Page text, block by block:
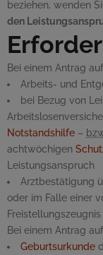
beziehen, wenden
den
Bei einem Antrag
Arbeits- und
bei Bezug von
Notstandshilfe –
achtwöchigen
Leistungsanspruch
Arztbestätigung
oder im Falle einer
Freistellungszeugnis
Bei einem Antrag
Geburtsurkunde